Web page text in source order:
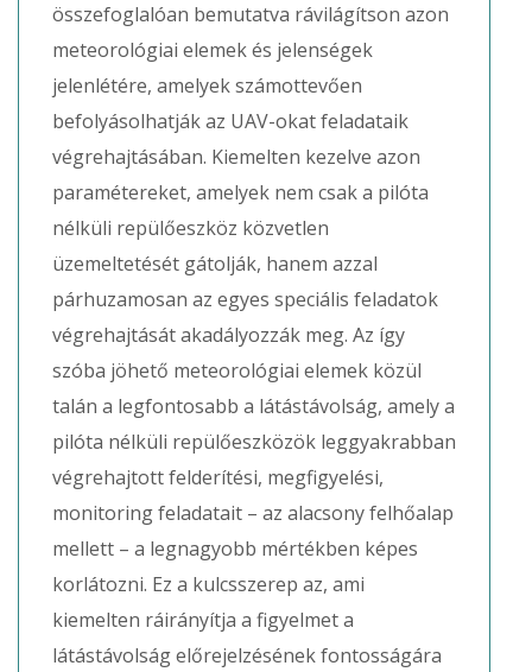
összefoglalóan bemutatva rávilágítson azon
meteorológiai elemek és jelenségek
jelenlétére, amelyek számottevően
befolyásolhatják az UAV-okat feladataik
végrehajtásában. Kiemelten kezelve azon
paramétereket, amelyek nem csak a pilóta
nélküli repülőeszköz közvetlen
üzemeltetését gátolják, hanem azzal
párhuzamosan az egyes speciális feladatok
végrehajtását akadályozzák meg. Az így
szóba jöhető meteorológiai elemek közül
talán a legfontosabb a látástávolság, amely a
pilóta nélküli repülőeszközök leggyakrabban
végrehajtott felderítési, megfigyelési,
monitoring feladatait – az alacsony felhőalap
mellett – a legnagyobb mértékben képes
korlátozni. Ez a kulcsszerep az, ami
kiemelten ráirányítja a figyelmet a
látástávolság előrejelzésének fontosságára